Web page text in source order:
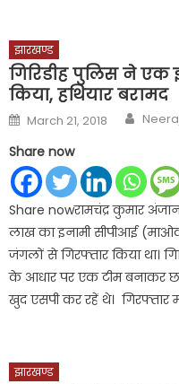
झारखण्ड
गिरिडीह पुलिस ने एक
किया, हथियार बरामद
Posted
on
March 21, 2018
Share now
Share nowरामचंद्र कुमार
लाख का इनामी सीपीआई
जंगलों से गिरफ्तार किया था।
के आधार पर एक टीम बनाकर
खुद एसपी कर रहें थे। गिरफ्तार
झारखण्ड